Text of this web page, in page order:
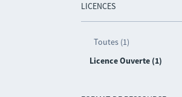
LICENCES
Toutes (1)
Licence Ouverte (1)